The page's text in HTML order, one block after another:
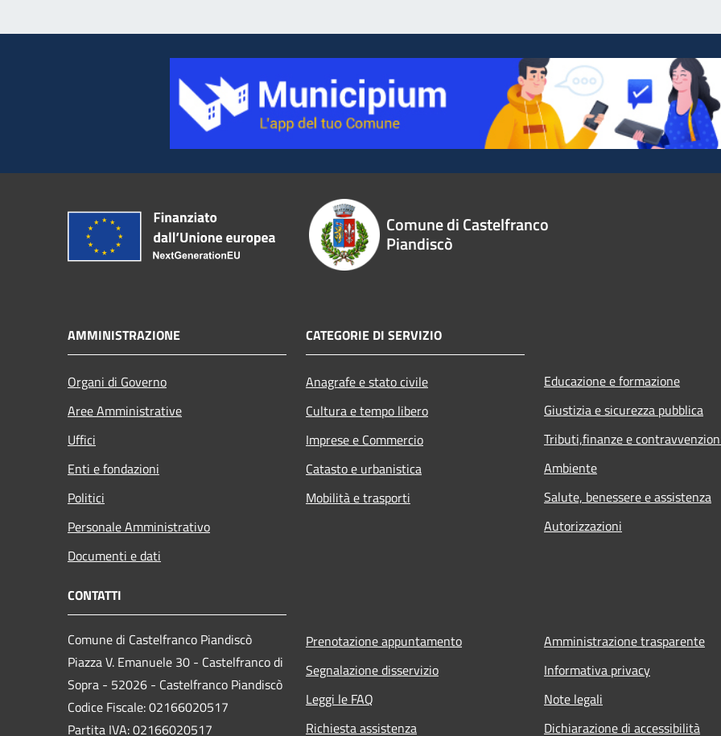
Comune di Castelfranco
Piandiscò
AMMINISTRAZIONE
Organi di Governo
Aree Amministrative
Uffici
Enti e fondazioni
Politici
Personale Amministrativo
Documenti e dati
CATEGORIE DI SERVIZIO
Anagrafe e stato civile
Cultura e tempo libero
Imprese e Commercio
Catasto e urbanistica
Mobilità e trasporti
Educazione e formazione
Giustizia e sicurezza pubblica
Tributi,finanze e
Ambiente
Salute, benessere e assistenza
Autorizzazioni
CONTATTI
Comune di Castelfranco Piandiscò
Piazza V. Emanuele 30 - Castelfranco di
Sopra - 52026 - Castelfranco Piandiscò
Codice Fiscale: 02166020517
Partita IVA: 02166020517
Prenotazione appuntamento
Segnalazione disservizio
Leggi le FAQ
Richiesta assistenza
Amministrazione trasparente
Informativa privacy
Note legali
Dichiarazione di accessibilità